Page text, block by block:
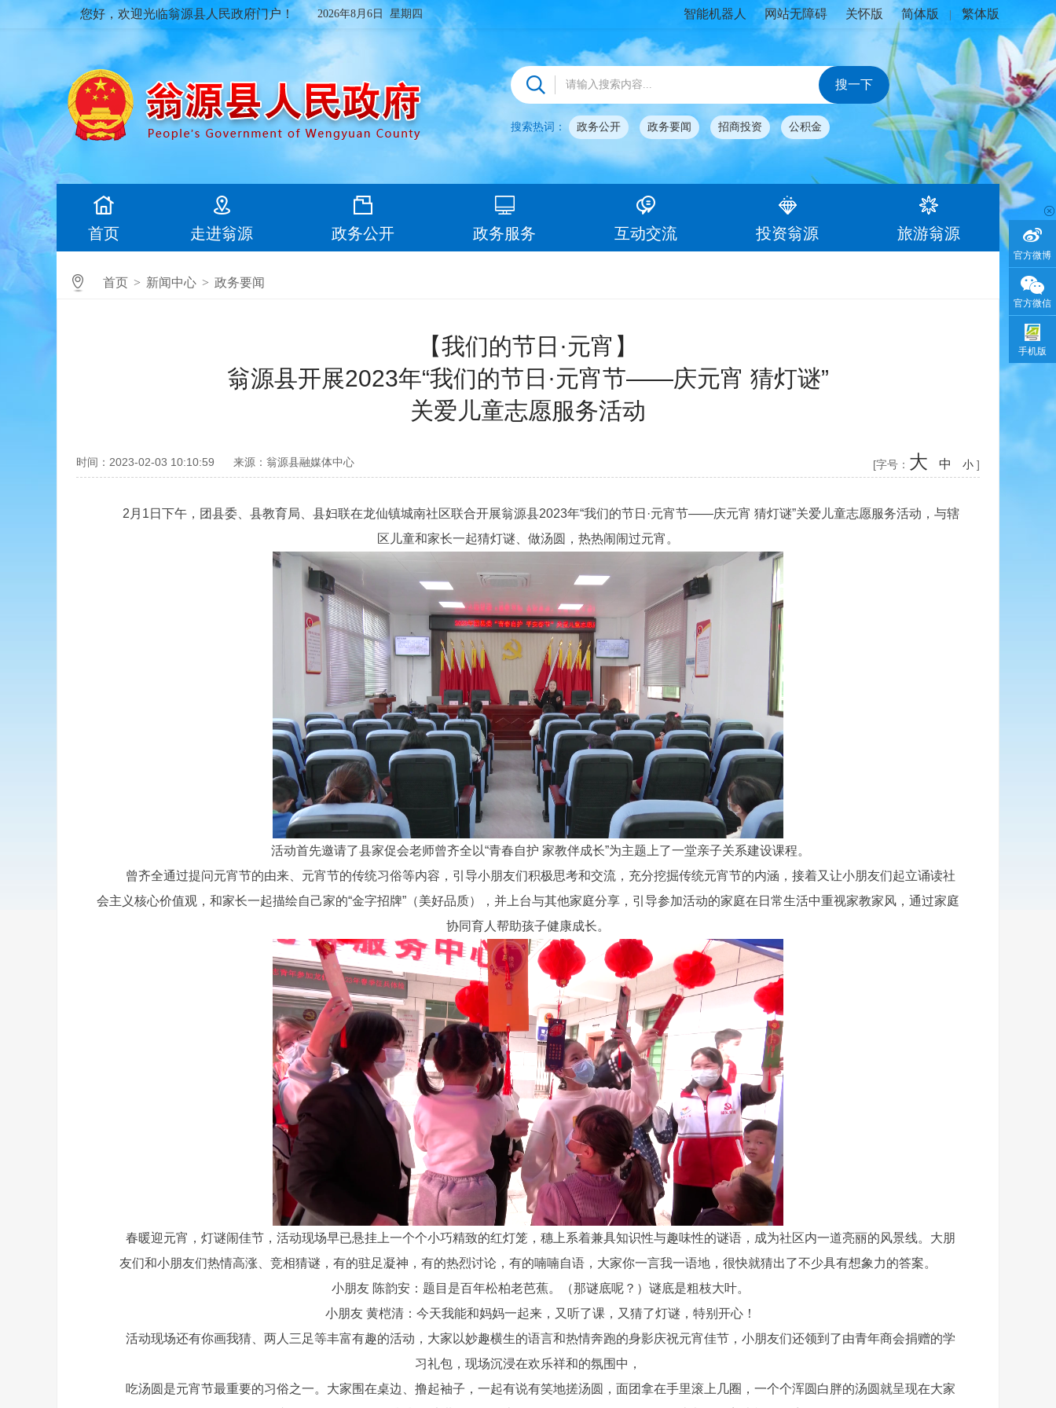
官方微博
官方微信
手机版
您好，欢迎光临翁源县人民政府门户！ 2026年8月6日 星期四 智能机器人 网站无障碍 关怀版 简体版 繁体版
搜索热词： 政务公开 政务要闻 招商投资 公积金
首页 走进翁源 政务公开 政务服务 互动交流 投资翁源 旅游翁源
首页 > 新闻中心 > 政务要闻
【我们的节日·元宵】
翁源县开展2023年“我们的节日·元宵节——庆元宵 猜灯谜”
关爱儿童志愿服务活动
时间：2023-02-03 10:10:59 来源：翁源县融媒体中心 [字号： 大 中 小 ]
2月1日下午，团县委、县教育局、县妇联在龙仙镇城南社区联合开展翁源县2023年“我们的节日·元宵节——庆元宵 猜灯谜”关爱儿童志愿服务活动，与辖
区儿童和家长一起猜灯谜、做汤圆，热热闹闹过元宵。
活动首先邀请了县家促会老师曾齐全以“青春自护 家教伴成长”为主题上了一堂亲子关系建设课程。
曾齐全通过提问元宵节的由来、元宵节的传统习俗等内容，引导小朋友们积极思考和交流，充分挖掘传统元宵节的内涵，接着又让小朋友们起立诵读社
会主义核心价值观，和家长一起描绘自己家的“金字招牌”（美好品质），并上台与其他家庭分享，引导参加活动的家庭在日常生活中重视家教家风，通过家庭
协同育人帮助孩子健康成长。
春暖迎元宵，灯谜闹佳节，活动现场早已悬挂上一个个小巧精致的红灯笼，穗上系着兼具知识性与趣味性的谜语，成为社区内一道亮丽的风景线。大朋
友们和小朋友们热情高涨、竞相猜谜，有的驻足凝神，有的热烈讨论，有的喃喃自语，大家你一言我一语地，很快就猜出了不少具有想象力的答案。
小朋友 陈韵安：题目是百年松柏老芭蕉。（那谜底呢？）谜底是粗枝大叶。
小朋友 黄桤清：今天我能和妈妈一起来，又听了课，又猜了灯谜，特别开心！
活动现场还有你画我猜、两人三足等丰富有趣的活动，大家以妙趣横生的语言和热情奔跑的身影庆祝元宵佳节，小朋友们还领到了由青年商会捐赠的学
习礼包，现场沉浸在欢乐祥和的氛围中，
吃汤圆是元宵节最重要的习俗之一。大家围在桌边、撸起袖子，一起有说有笑地搓汤圆，面团拿在手里滚上几圈，一个个浑圆白胖的汤圆就呈现在大家